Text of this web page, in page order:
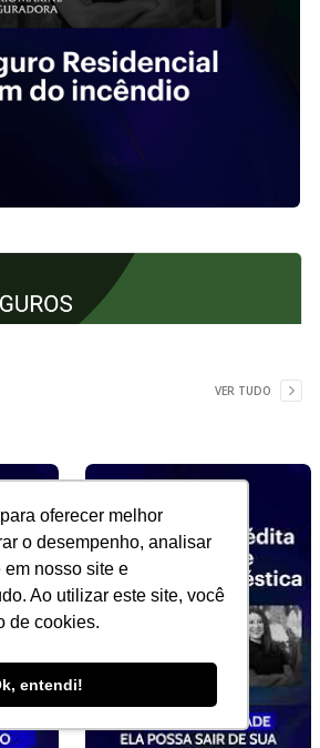
oferecer melhor
o desempenho, analisar
nosso site e
Ao utilizar este site, você
de cookies.
entendi!
VER TUDO